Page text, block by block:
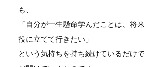
も、
「自分が一生懸命学んだことは、将
役に立てて行きたい」
という気持ちを持ち続けているだけ